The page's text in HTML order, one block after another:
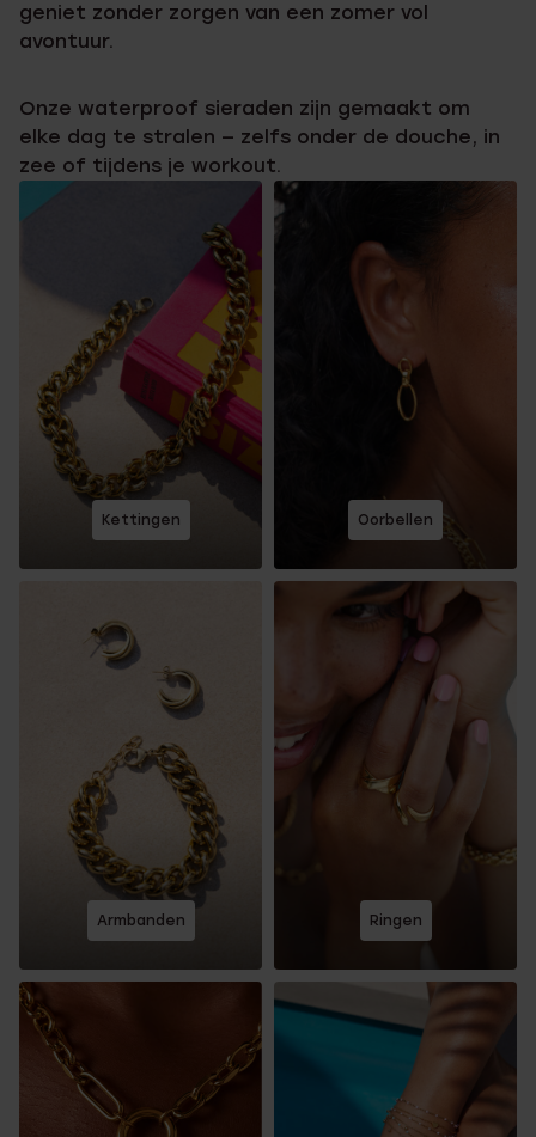
geniet zonder zorgen van een zomer vol
avontuur.
Onze waterproof sieraden zijn gemaakt om
elke dag te stralen — zelfs onder de douche, in
zee of tijdens je workout.
Kettingen Oorbellen
Armbanden Ringen